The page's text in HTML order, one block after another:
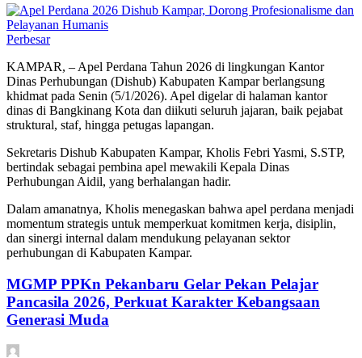
Perbesar
KAMPAR, – Apel Perdana Tahun 2026 di lingkungan Kantor
Dinas Perhubungan (Dishub) Kabupaten Kampar berlangsung
khidmat pada Senin (5/1/2026). Apel digelar di halaman kantor
dinas di Bangkinang Kota dan diikuti seluruh jajaran, baik pejabat
struktural, staf, hingga petugas lapangan.
Sekretaris Dishub Kabupaten Kampar, Kholis Febri Yasmi, S.STP,
bertindak sebagai pembina apel mewakili Kepala Dinas
Perhubungan Aidil, yang berhalangan hadir.
Dalam amanatnya, Kholis menegaskan bahwa apel perdana menjadi
momentum strategis untuk memperkuat komitmen kerja, disiplin,
dan sinergi internal dalam mendukung pelayanan sektor
perhubungan di Kabupaten Kampar.
MGMP PPKn Pekanbaru Gelar Pekan Pelajar
Pancasila 2026, Perkuat Karakter Kebangsaan
Generasi Muda